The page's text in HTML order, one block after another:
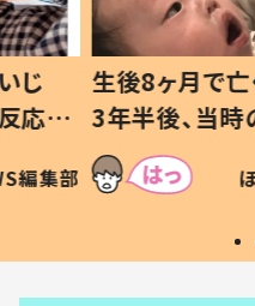
約
書い
編集部
ソファでおに
子 しかしよく
すべてを察し
いから許す！」